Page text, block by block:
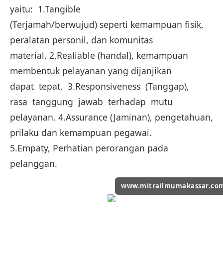
yaitu: 1.Tangible
(Terjamah/berwujud) seperti kemampuan fisik,
peralatan personil, dan komunitas
material. 2.Realiable (handal), kemampuan
membentuk pelayanan yang dijanjikan
dapat tepat. 3.Responsiveness (Tanggap),
rasa tanggung jawab terhadap mutu
pelayanan. 4.Assurance (Jaminan), pengetahuan,
prilaku dan kemampuan pegawai.
5.Empaty, Perhatian perorangan pada
pelanggan.